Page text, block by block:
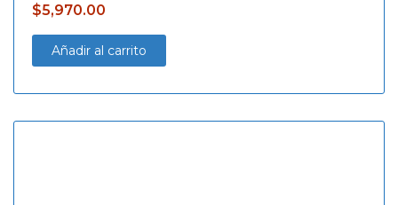
$5,970.00
Añadir al carrito